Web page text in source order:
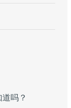
吗？